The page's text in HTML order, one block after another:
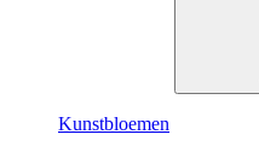
Kunstbloemen